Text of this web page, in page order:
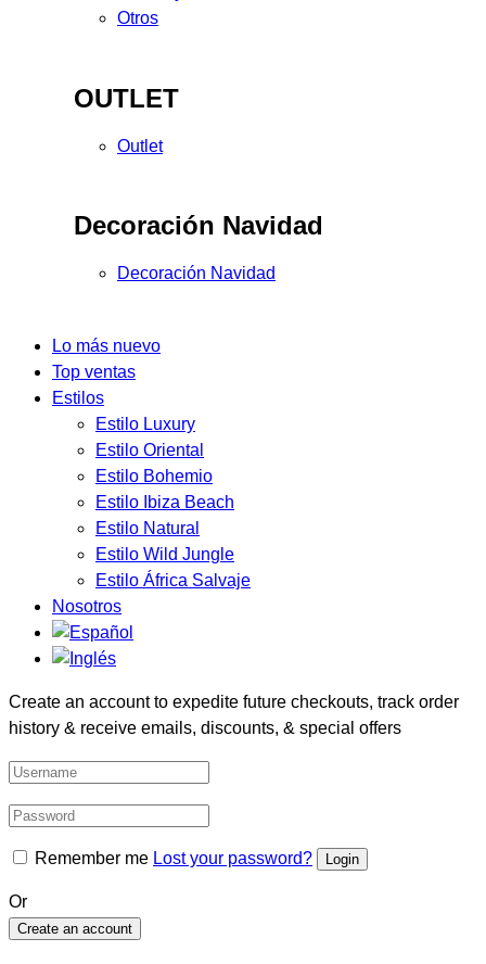
Otros
OUTLET
Outlet
Decoración Navidad
Decoración Navidad
Lo más nuevo
Top ventas
Estilos
Estilo Luxury
Estilo Oriental
Estilo Bohemio
Estilo Ibiza Beach
Estilo Natural
Estilo Wild Jungle
Estilo África Salvaje
Nosotros
Create an account to expedite future checkouts, track order
history & receive emails, discounts, & special offers
Remember me Lost your password?
Or
Create an account